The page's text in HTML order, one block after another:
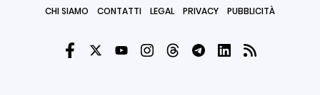
CHI SIAMO CONTATTI LEGAL PRIVACY PUBBLICITÀ